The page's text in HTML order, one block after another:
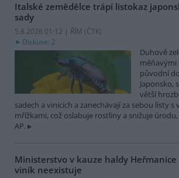
Italské zemědělce trápí listokaz
sady
5.8.2026 01:12 | ŘÍM (ČTK)
Diskuse: 2
Duhově
měňavými
původní
Japonsko,
větší
sadech a vinicích a zanechávají za sebou listy s
mřížkami, což oslabuje rostliny a snižuje
AP.
Ministerstvo v kauze haldy Heřmanice
viník neexistuje